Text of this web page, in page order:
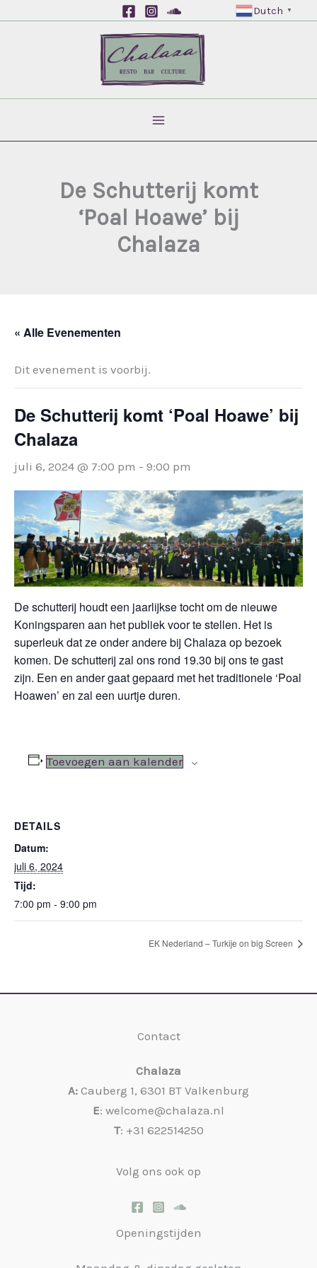
Dutch ▼
De Schutterij komt
‘Poal Hoawe’ bij
Chalaza
« Alle Evenementen
Dit evenement is voorbij.
De Schutterij komt ‘Poal Hoawe’ bij
Chalaza
juli 6, 2024 @ 7:00 pm - 9:00 pm
De schutterij houdt een jaarlijkse tocht om de nieuwe
Koningsparen aan het publiek voor te stellen. Het is
superleuk dat ze onder andere bij Chalaza op bezoek
komen. De schutterij zal ons rond 19.30 bij ons te gast
zijn. Een en ander gaat gepaard met het traditionele ‘Poal
Hoawen’ en zal een uurtje duren.
Toevoegen aan kalender
DETAILS
Datum:
juli 6, 2024
Tijd:
7:00 pm - 9:00 pm
EK Nederland – Turkije on big Screen
Contact
Chalaza
A: Cauberg 1, 6301 BT Valkenburg
E: welcome@chalaza.nl
T: +31 622514250
Volg ons ook op
Openingstijden